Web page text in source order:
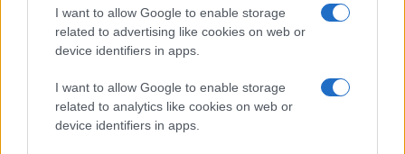
I want to allow Google to enable storage
related to advertising like cookies on web or
device identifiers in apps.
I want to allow Google to enable storage
related to analytics like cookies on web or
device identifiers in apps.
συνεχείς οχλήσεις, πειθώ, φορτικότητα προτροπές και
παραινέσεις την απόφαση να τελέσει τις αξιόποινες πράξεις
της απάτης με υπολογιστή εκ της οποίας η ζημιά που
προκλήθηκε υπερβαίνει συνολικά το ποσό των 120 χιλ ευρώ
προσποριστεί σε άλλον αθέμιτο όφελος, εκ της οποίας το
συνολικό όφελος ή η συνολική βλάβη υπερβαίνουν το ποσό
των 120 χιλ ευρώ τις οποίες εκείνος φέρεται ότι διέπραξε,
κατά τα ανωτέρω …”.